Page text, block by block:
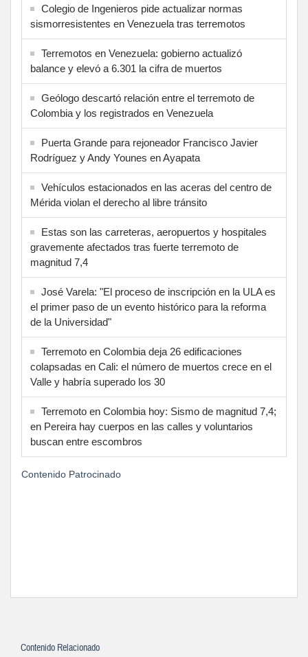
Colegio de Ingenieros pide actualizar normas
sismorresistentes en Venezuela tras terremotos
Terremotos en Venezuela: gobierno actualizó
balance y elevó a 6.301 la cifra de muertos
Geólogo descartó relación entre el terremoto de
Colombia y los registrados en Venezuela
Puerta Grande para rejoneador Francisco Javier
Rodríguez y Andy Younes en Ayapata
Vehículos estacionados en las aceras del centro de
Mérida violan el derecho al libre tránsito
Estas son las carreteras, aeropuertos y hospitales
gravemente afectados tras fuerte terremoto de
magnitud 7,4
José Varela: "El proceso de inscripción en la ULA es
el primer paso de un evento histórico para la reforma
de la Universidad"
Terremoto en Colombia deja 26 edificaciones
colapsadas en Cali: el número de muertos crece en el
Valle y habría superado los 30
Terremoto en Colombia hoy: Sismo de magnitud 7,4;
en Pereira hay cuerpos en las calles y voluntarios
buscan entre escombros
Contenido Patrocinado
Contenido Relacionado